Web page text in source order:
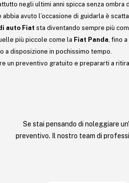
negli ultimi anni spicca senza ombra
abbia avuto l’occasione di guidarla è
auto Fiat sta diventando sempre più
più piccole come la Fiat Panda, fino
a disposizione in pochissimo tempo.
un preventivo gratuito e prepararti a
Se stai pensando di noleggiare
preventivo. Il nostro team di